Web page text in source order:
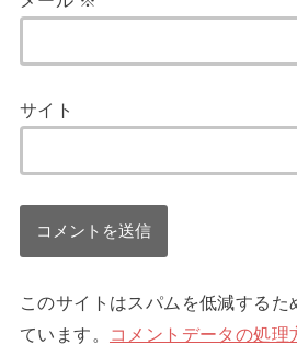
サイト
このサイトはスパムを低減するた
ています。
コメントデータの処理